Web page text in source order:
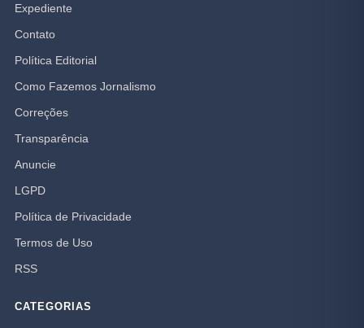
Expediente
Contato
Política Editorial
Como Fazemos Jornalismo
Correções
Transparência
Anuncie
LGPD
Política de Privacidade
Termos de Uso
RSS
CATEGORIAS